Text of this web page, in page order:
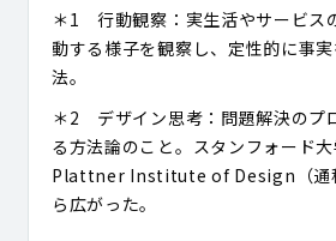
＊1 行動観察：実生活やサービス
動する様子を観察し、定性的に事
法。
＊2 デザイン思考：問題解決のプ
る方法論のこと。スタンフォード
Plattner Institute of Design（通
ら広がった。